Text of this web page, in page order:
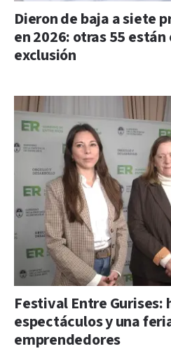
Dieron de baja a siete
en 2026: otras 55 están
exclusión
Festival Entre Gurises:
espectáculos y una
emprendedores